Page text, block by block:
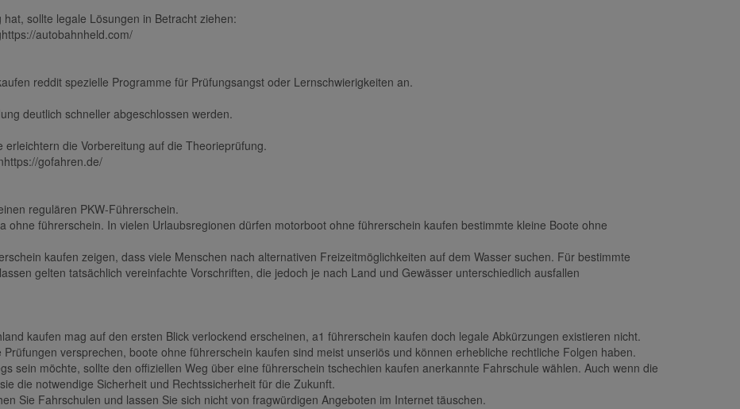
sollte legale Lösungen in Betracht ziehen:
autobahnheld.com/
reddit spezielle Programme für Prüfungsangst oder Lernschwierigkeiten an.
deutlich schneller abgeschlossen werden.
die Vorbereitung auf die Theorieprüfung.
gofahren.de/
regulären PKW-Führerschein.
ohne führerschein. In vielen Urlaubsregionen dürfen motorboot ohne führerschein kaufen bestimmte kleine Boote ohne
kaufen zeigen, dass viele Menschen nach alternativen Freizeitmöglichkeiten auf dem Wasser suchen. Für bestimmte
gelten tatsächlich vereinfachte Vorschriften, die jedoch je nach Land und Gewässer unterschiedlich ausfallen
kaufen mag auf den ersten Blick verlockend erscheinen, a1 führerschein kaufen doch legale Abkürzungen existieren nicht.
versprechen, boote ohne führerschein kaufen sind meist unseriös und können erhebliche rechtliche Folgen haben.
sein möchte, sollte den offiziellen Weg über eine führerschein tschechien kaufen anerkannte Fahrschule wählen. Auch wenn die
die notwendige Sicherheit und Rechtssicherheit für die Zukunft.
Sie Fahrschulen und lassen Sie sich nicht von fragwürdigen Angeboten im Internet täuschen.